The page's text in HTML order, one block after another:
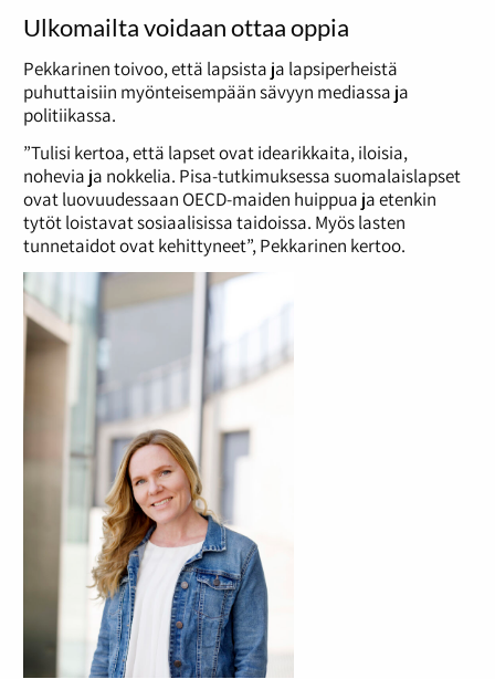
Ulkomailta voidaan ottaa oppia
Pekkarinen toivoo, että lapsista ja lapsiperheistä
puhuttaisiin myönteisempään sävyyn mediassa ja
politiikassa.
”Tulisi kertoa, että lapset ovat idearikkaita, iloisia,
nohevia ja nokkelia. Pisa-tutkimuksessa suomalaislapset
ovat luovuudessaan OECD-maiden huippua ja etenkin
tytöt loistavat sosiaalisissa taidoissa. Myös lasten
tunnetaidot ovat kehittyneet”, Pekkarinen kertoo.